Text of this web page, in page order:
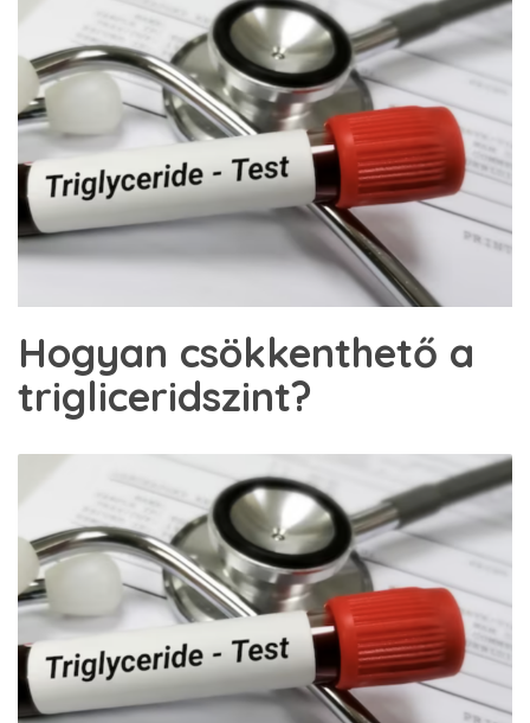
Hogyan csökkenthető a
trigliceridszint?